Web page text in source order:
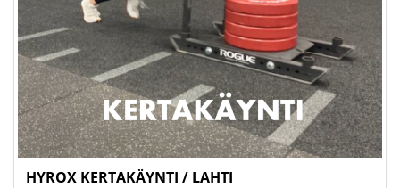
HYROX KERTAKÄYNTI / LAHTI